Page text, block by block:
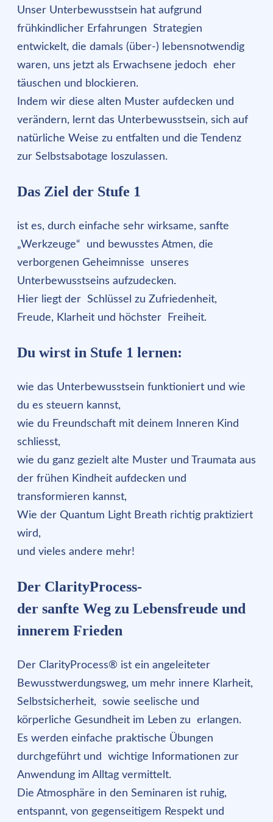
Unser Unterbewusstsein hat aufgrund
frühkindlicher Erfahrungen Strategien
entwickelt, die damals (über-) lebensnotwendig
waren, uns jetzt als Erwachsene jedoch eher
täuschen und blockieren.
Indem wir diese alten Muster aufdecken und
verändern, lernt das Unterbewusstsein, sich auf
natürliche Weise zu entfalten und die Tendenz
zur Selbstsabotage loszulassen.
Das Ziel der Stufe 1
ist es, durch einfache sehr wirksame, sanfte
„Werkzeuge“ und bewusstes Atmen, die
verborgenen Geheimnisse unseres
Unterbewusstseins aufzudecken.
Hier liegt der Schlüssel zu Zufriedenheit,
Freude, Klarheit und höchster Freiheit.
Du wirst in Stufe 1 lernen:
wie das Unterbewusstsein funktioniert und wie
du es steuern kannst,
wie du Freundschaft mit deinem Inneren Kind
schliesst,
wie du ganz gezielt alte Muster und Traumata aus
der frühen Kindheit aufdecken und
transformieren kannst,
Wie der Quantum Light Breath richtig praktiziert
wird,
und vieles andere mehr!
Der ClarityProcess-
der sanfte Weg zu Lebensfreude und
innerem Frieden
Der ClarityProcess® ist ein angeleiteter
Bewusstwerdungsweg, um mehr innere Klarheit,
Selbstsicherheit, sowie seelische und
körperliche Gesundheit im Leben zu erlangen.
Es werden einfache praktische Übungen
durchgeführt und wichtige Informationen zur
Anwendung im Alltag vermittelt.
Die Atmosphäre in den Seminaren ist ruhig,
entspannt, von gegenseitigem Respekt und